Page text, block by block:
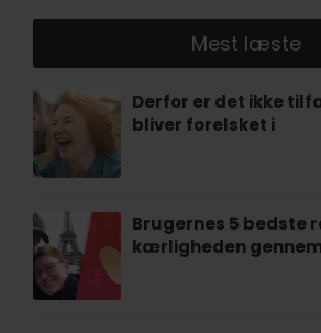
Mest læste
Derfor er det ikke
bliver forelsket i
Brugernes 5 bedste
kærligheden